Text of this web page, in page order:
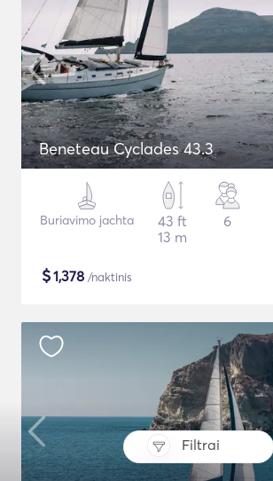
Filtrai
Beneteau Cyclades 43.3
Buriavimo jachta
43 ft
13 m
6
$1,378 /naktinis